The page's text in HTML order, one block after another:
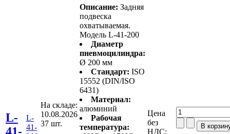
L-
L-
41-
На складе:
10.08.2026
37 шт.
Описание: Задняя
подвеска
охватываемая.
Модель L-41-200
Диаметр
пневмоцилиндра:
Ø 200 мм
Стандарт: ISO
15552 (DIN/ISO
6431)
Материал:
алюминий
Рабочая
температура:
Цена
без
НДС: